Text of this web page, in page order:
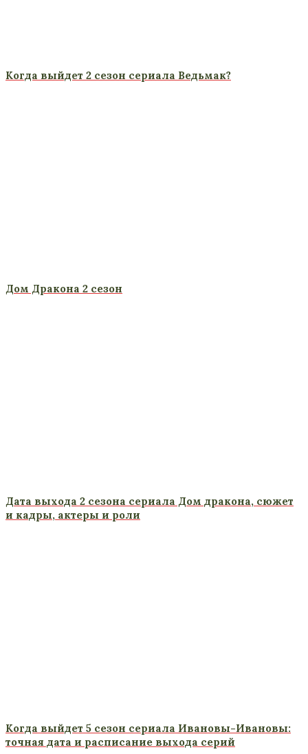
Когда выйдет 2 сезон сериала Ведьмак?
Дом Дракона 2 сезон
Дата выхода 2 сезона сериала Дом дракона, сюжет
и кадры, актеры и роли
Когда выйдет 5 сезон сериала Ивановы-Ивановы:
точная дата и расписание выхода серий